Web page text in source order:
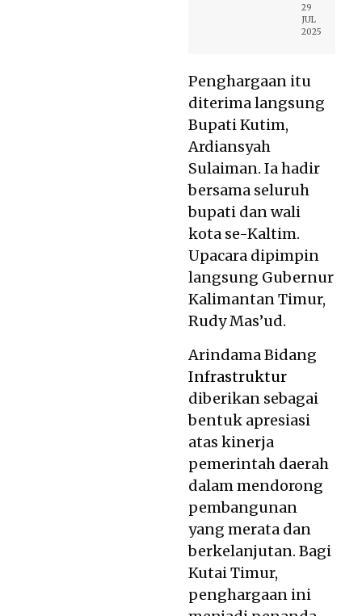
29
JUL
2025
Penghargaan itu
diterima langsung
Bupati Kutim,
Ardiansyah
Sulaiman. Ia hadir
bersama seluruh
bupati dan wali
kota se-Kaltim.
Upacara dipimpin
langsung Gubernur
Kalimantan Timur,
Rudy Mas’ud.
Arindama Bidang
Infrastruktur
diberikan sebagai
bentuk apresiasi
atas kinerja
pemerintah daerah
dalam mendorong
pembangunan
yang merata dan
berkelanjutan. Bagi
Kutai Timur,
penghargaan ini